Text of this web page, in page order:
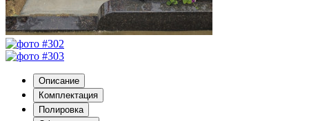
Описание
Комплектация
Полировка